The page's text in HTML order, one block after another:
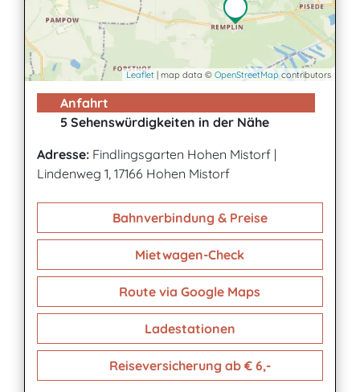
Leaflet | map data © OpenStreetMap contributors
Anfahrt
5 Sehenswürdigkeiten in der Nähe
Adresse: Findlingsgarten Hohen Mistorf |
Lindenweg 1, 17166 Hohen Mistorf
Bahnverbindung & Preise
Mietwagen-Check
Route via Google Maps
Ladestationen
Reiseversicherung ab € 6,-